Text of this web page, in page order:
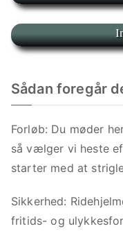
Sådan foregår
Forløb: Du møder
så vælger vi heste
starter med at
Sikkerhed:
fritids- og